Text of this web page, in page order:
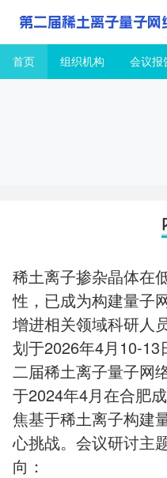
第二届稀土离子量子网
首页 组织机构 会议报
稀土离子掺杂晶体在
性，已成为构建量子
增进相关领域科研人
划于2026年4月10-13
二届稀土离子量子网
于2024年4月在合肥
焦基于稀土离子构建
心挑战。会议研讨主
向：